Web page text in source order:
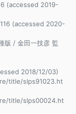
(accessed 2019-
(accessed 2020-
版 / 金田一技彦 監
2018/12/03)
title/slps91023.ht
title/slps00024.ht